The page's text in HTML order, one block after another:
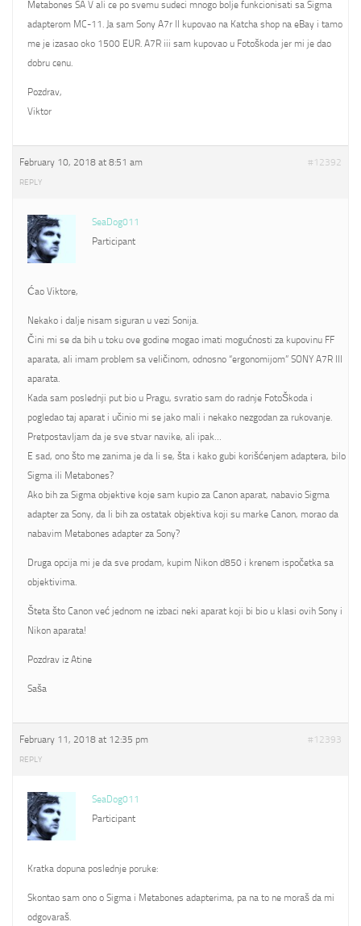
Metabones SA V ali ce po svemu sudeci mnogo bolje funkcionisati sa Sigma
adapterom MC-11. Ja sam Sony A7r II kupovao na Katcha shop na eBay i tamo
me je izasao oko 1500 EUR. A7R iii sam kupovao u Fotoškoda jer mi je dao
dobru cenu.
Pozdrav,
Viktor
February 10, 2018 at 8:51 am #12392
REPLY
SeaDog011
Participant
Ćao Viktore,
Nekako i dalje nisam siguran u vezi Sonija.
Čini mi se da bih u toku ove godine mogao imati mogućnosti za kupovinu FF
aparata, ali imam problem sa veličinom, odnosno “ergonomijom” SONY A7R III
aparata.
Kada sam poslednji put bio u Pragu, svratio sam do radnje FotoŠkoda i
pogledao taj aparat i učinio mi se jako mali i nekako nezgodan za rukovanje.
Pretpostavljam da je sve stvar navike, ali ipak…
E sad, ono što me zanima je da li se, šta i kako gubi korišćenjem adaptera, bilo
Sigma ili Metabones?
Ako bih za Sigma objektive koje sam kupio za Canon aparat, nabavio Sigma
adapter za Sony, da li bih za ostatak objektiva koji su marke Canon, morao da
nabavim Metabones adapter za Sony?
Druga opcija mi je da sve prodam, kupim Nikon d850 i krenem ispočetka sa
objektivima.
Šteta što Canon već jednom ne izbaci neki aparat koji bi bio u klasi ovih Sony i
Nikon aparata!
Pozdrav iz Atine
Saša
February 11, 2018 at 12:35 pm #12393
REPLY
SeaDog011
Participant
Kratka dopuna poslednje poruke:
Skontao sam ono o Sigma i Metabones adapterima, pa na to ne moraš da mi
odgovaraš.